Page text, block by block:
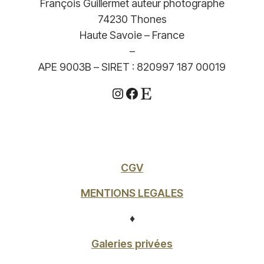
François Guillermet auteur photographe
74230 Thones
Haute Savoie – France
–
APE 9003B – SIRET : 820997 187 00019
Instagram
Facebook
Etsy
CGV
MENTIONS LEGALES
♦
Galeries privées